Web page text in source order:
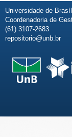
Universidade de
Coordenadoria de
(61) 3107-2683
repositorio@unb.br